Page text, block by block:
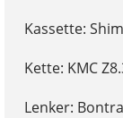
Kassette:
Kette: KMC
Lenker: